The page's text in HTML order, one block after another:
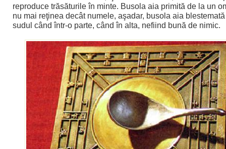
reproduce trăsăturile în minte. Busola aia primită de la un
nu mai reţinea decât numele, aşadar, busola aia
sudul când într-o parte, când în alta, nefiind bună de nimic.